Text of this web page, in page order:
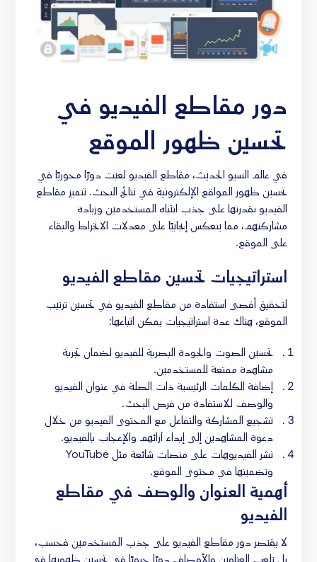
دور مقاطع الفيديو في
تحسين ظهور الموقع
في عالم السيو الحديث، مقاطع الفيديو لعبت دورًا محوريًا في
تحسين ظهور المواقع الإلكترونية في نتائج البحث. تتميز مقاطع
الفيديو بقدرتها على جذب انتباه المستخدمين وزيادة
مشاركتهم، مما ينعكس إيجابيًا على معدلات الانخراط والبقاء
على الموقع.
استراتيجيات تحسين مقاطع الفيديو
لتحقيق أقصى استفادة من مقاطع الفيديو في تحسين ترتيب
الموقع، هناك عدة استراتيجيات يمكن اتباعها:
تحسين الصوت والجودة البصرية للفيديو لضمان تجربة
مشاهدة ممتعة للمستخدمين.
إضافة الكلمات الرئيسية ذات الصلة في عنوان الفيديو
والوصف للاستفادة من فرص البحث.
تشجيع المشاركة والتفاعل مع المحتوى الفيديو من خلال
دعوة المشاهدين إلى إبداء آرائهم والإعجاب بالفيديو.
نشر الفيديوهات على منصات شائعة مثل YouTube
وتضمينها في محتوى الموقع.
أهمية العنوان والوصف في مقاطع
الفيديو
لا يقتصر دور مقاطع الفيديو على جذب المستخدمين فحسب،